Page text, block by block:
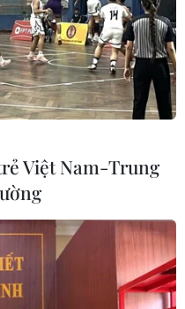
Hạ viện Mỹ sẽ xúc tiến
dự luật nhằm cắt giảm
31.400 tỷ USD của
Việt Nam-Trung